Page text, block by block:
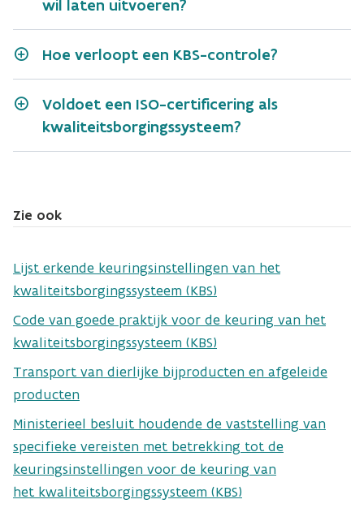
wil laten uitvoeren?
Contacteer een keuringsinstelling
Maak een keuring aan
OVAM-registratieloket
Hoe verloopt een KBS-controle?
De keuring vindt plaats op deeffectieve
keuringsdatum . De keuringsinstelling onderzoekt:
of het kwaliteitsborgingssysteem alle
praktijk worden nageleefd
code van goede praktijk
De keuringsinstelling rapporteert
Voldoet een ISO-certificering als
kwaliteitsborgingssysteem?
Zie ook
Lijst erkende keuringsinstellingen van het
kwaliteitsborgingssysteem (KBS)
Code van goede praktijk voor de keuring van het
kwaliteitsborgingssysteem (KBS)
Transport van dierlijke bijproducten en afgeleide
producten
Ministerieel besluit houdende de vaststelling van
specifieke vereisten met betrekking tot de
keuringsinstellingen voor de keuring van
het kwaliteitsborgingssysteem (KBS)